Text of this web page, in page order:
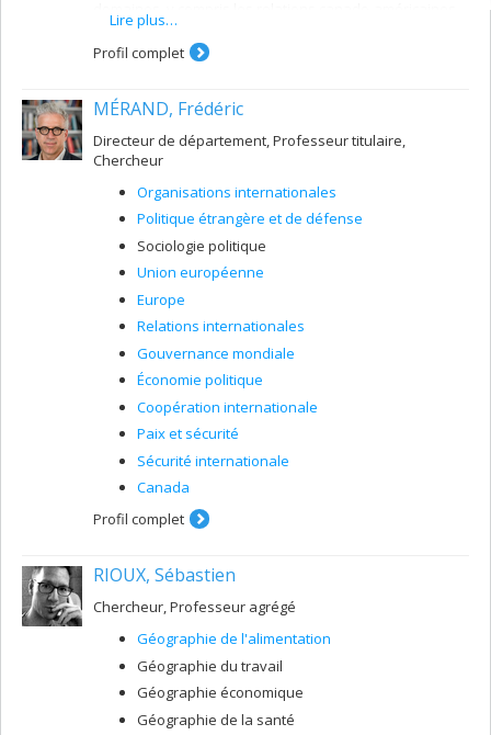
la politique commerciale des États-Unis, les
délocalisations et les politiques de contrôle des
émissions de gaz à effet de serre.
Lire plus…
Profil complet
MÉRAND, Frédéric
Directeur de département, Professeur titulaire,
Chercheur
Organisations internationales
Politique étrangère et de défense
Sociologie politique
Union européenne
Europe
Relations internationales
Gouvernance mondiale
Économie politique
Coopération internationale
Paix et sécurité
Sécurité internationale
Canada
Profil complet
RIOUX, Sébastien
Chercheur, Professeur agrégé
Géographie de l'alimentation
Géographie du travail
Géographie économique
Géographie de la santé